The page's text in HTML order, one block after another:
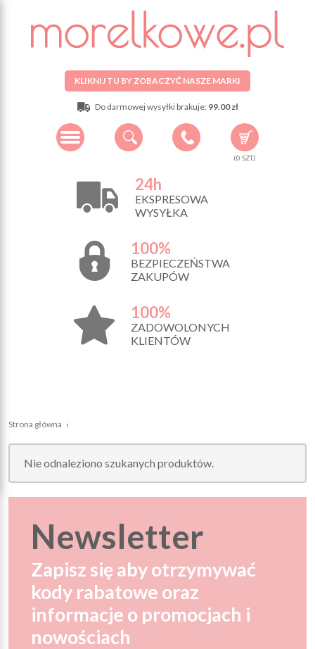
KLIKNIJ TU BY ZOBACZYĆ NASZE MARKI
Do darmowej wysyłki brakuje: 99.00 zł
(0 SZT.)
24h
EKSPRESOWA
WYSYŁKA
100%
BEZPIECZEŃSTWA
ZAKUPÓW
100%
ZADOWOLONYCH
KLIENTÓW
Strona główna ›
Nie odnaleziono szukanych produktów.
Newsletter
Zapisz się aby otrzymywać
kody rabatowe oraz
informacje o promocjach i
nowościach